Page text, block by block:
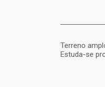
Terreno
Estuda-se